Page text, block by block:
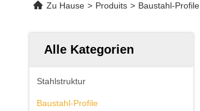
Zu Hause > Produits > Baustahl-Profile
Alle Kategorien
Stahlstruktur
Baustahl-Profile